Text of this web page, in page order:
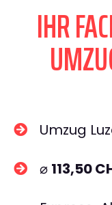
IHR
Umzug
⌀ 113,50